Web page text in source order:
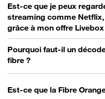
Est-ce que je peux
streaming comme
grâce à mon offre
Pourquoi faut-il un
fibre ?
Est-ce que la Fibre